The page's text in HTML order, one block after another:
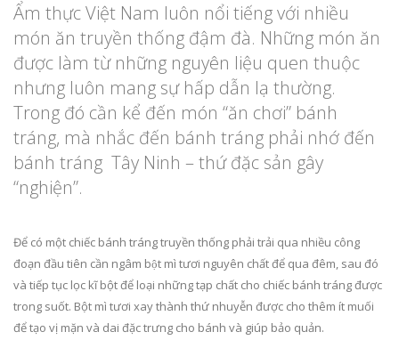
Ẩm thực Việt Nam luôn nổi tiếng với nhiều
món ăn truyền thống đậm đà. Những món ăn
được làm từ những nguyên liệu quen thuộc
nhưng luôn mang sự hấp dẫn lạ thường.
Trong đó cần kể đến món “ăn chơi” bánh
tráng, mà nhắc đến bánh tráng phải nhớ đến
bánh tráng Tây Ninh – thứ đặc sản gây
“nghiện”.
Để có một chiếc bánh tráng truyền thống phải trải qua nhiều công
đoạn đầu tiên cần ngâm bột mì tươi nguyên chất để qua đêm, sau đó
và tiếp tục lọc kĩ bột để loại những tạp chất cho chiếc bánh tráng được
trong suốt. Bột mì tươi xay thành thứ nhuyễn được cho thêm ít muối
để tạo vị mặn và dai đặc trưng cho bánh và giúp bảo quản.